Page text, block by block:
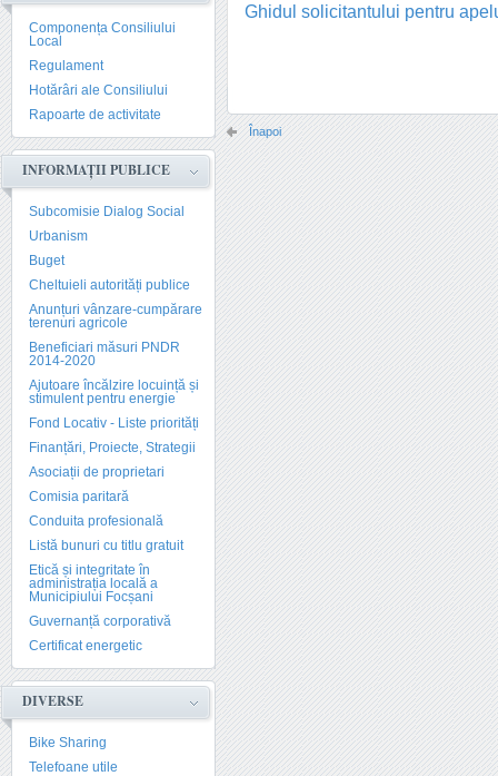
Componența Consiliului
Local
Regulament
Hotărâri ale Consiliului
Rapoarte de activitate
INFORMAȚII PUBLICE
Subcomisie Dialog Social
Urbanism
Buget
Cheltuieli autorități publice
Anunțuri vânzare-cumpărare
terenuri agricole
Beneficiari măsuri PNDR
2014-2020
Ajutoare încălzire locuință și
stimulent pentru energie
Fond Locativ - Liste priorități
Finanțări, Proiecte, Strategii
Asociații de proprietari
Comisia paritară
Conduita profesională
Listă bunuri cu titlu gratuit
Etică și integritate în
administrația locală a
Municipiului Focșani
Guvernanță corporativă
Certificat energetic
DIVERSE
Bike Sharing
Telefoane utile
Ghidul solicitantului pentru
Înapoi